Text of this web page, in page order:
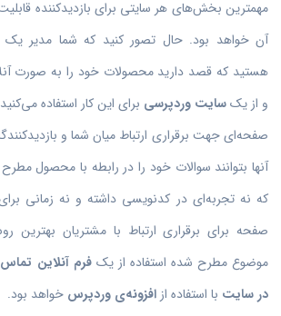
مهمترین بخش‌های هر سایتی برای بازدید‌کننده قابلیت
آن خواهد بود. حال تصور کنید که شما مدیر یک
هستید که قصد دارید محصولات خود را به صورت
و از یکسایت وردپرسی برای این کار استفاده
صفحه‌ای جهت برقراری ارتباط میان شما و
آنها بتوانند سوالات خود را در رابطه با محصول
که نه تجربه‌ای در کدنویسی داشته و نه زمانی
صفحه برای برقراری ارتباط با مشتریان بهترین
موضوع مطرح شده استفاده از یک فرم آنلاین تماس
در سایت با استفاده از افزونه‌ی وردپرس خواهد بود.